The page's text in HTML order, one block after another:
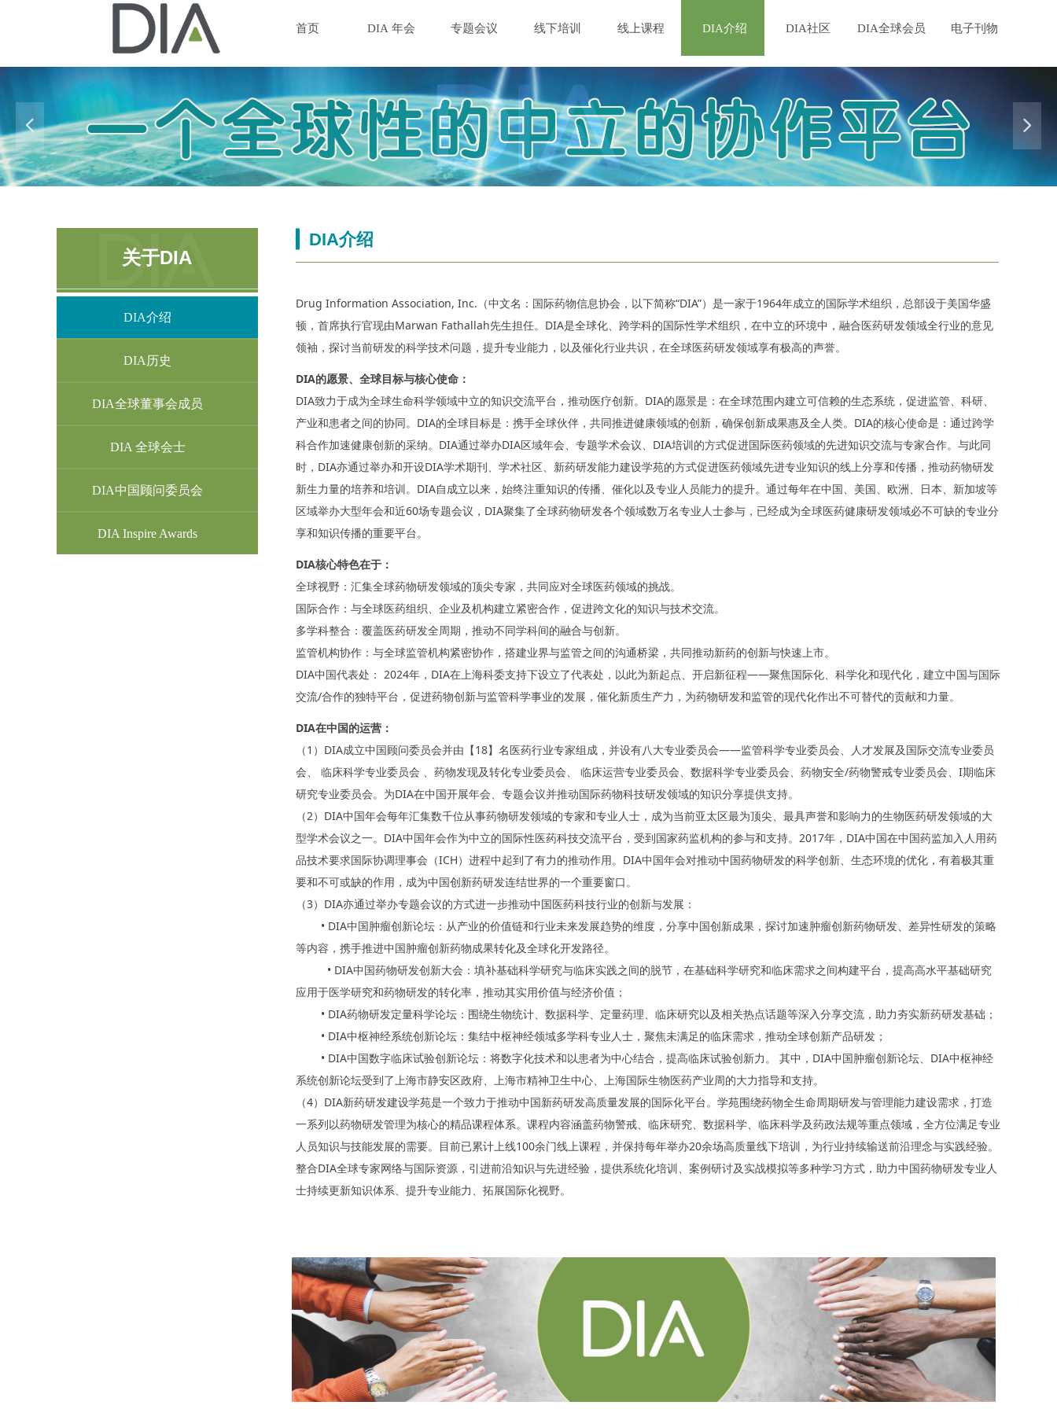
首页 DIA 年会 专题会议 线下培训 线上课程 DIA介绍 DIA社区 DIA全球会员 电子刊物
넳 넲
▎DIA介绍
Drug Information Association, Inc.（中文名：国际药物信息协会，以下简称“DIA”）是一家于1964年成立的国际学术组织，总部设于美国华盛
顿，首席执行官现由Marwan Fathallah先生担任。DIA是全球化、跨学科的国际性学术组织，在中立的环境中，融合医药研发领域全行业的意见
领袖，探讨当前研发的科学技术问题，提升专业能力，以及催化行业共识，在全球医药研发领域享有极高的声誉。
DIA的愿景、全球目标与核心使命：
DIA致力于成为全球生命科学领域中立的知识交流平台，推动医疗创新。DIA的愿景是：在全球范围内建立可信赖的生态系统，促进监管、科研、
产业和患者之间的协同。DIA的全球目标是：携手全球伙伴，共同推进健康领域的创新，确保创新成果惠及全人类。DIA的核心使命是：通过跨学
科合作加速健康创新的采纳。DIA通过举办DIA区域年会、专题学术会议、DIA培训的方式促进国际医药领域的先进知识交流与专家合作。与此同
时，DIA亦通过举办和开设DIA学术期刊、学术社区、新药研发能力建设学苑的方式促进医药领域先进专业知识的线上分享和传播，推动药物研发
新生力量的培养和培训。DIA自成立以来，始终注重知识的传播、催化以及专业人员能力的提升。通过每年在中国、美国、欧洲、日本、新加坡等
区域举办大型年会和近60场专题会议，DIA聚集了全球药物研发各个领域数万名专业人士参与，已经成为全球医药健康研发领域必不可缺的专业分
享和知识传播的重要平台。
DIA核心特色在于：
全球视野：汇集全球药物研发领域的顶尖专家，共同应对全球医药领域的挑战。
国际合作：与全球医药组织、企业及机构建立紧密合作，促进跨文化的知识与技术交流。
多学科整合：覆盖医药研发全周期，推动不同学科间的融合与创新。
监管机构协作：与全球监管机构紧密协作，搭建业界与监管之间的沟通桥梁，共同推动新药的创新与快速上市。
DIA中国代表处： 2024年，DIA在上海科委支持下设立了代表处，以此为新起点、开启新征程——聚焦国际化、科学化和现代化，建立中国与国际
交流/合作的独特平台，促进药物创新与监管科学事业的发展，催化新质生产力，为药物研发和监管的现代化作出不可替代的贡献和力量。
DIA在中国的运营：
（1）DIA成立中国顾问委员会并由【18】名医药行业专家组成，并设有八大专业委员会——监管科学专业委员会、人才发展及国际交流专业委员
会、 临床科学专业委员会 、药物发现及转化专业委员会、 临床运营专业委员会、数据科学专业委员会、药物安全/药物警戒专业委员会、I期临床
研究专业委员会。为DIA在中国开展年会、专题会议并推动国际药物科技研发领域的知识分享提供支持。
（2）DIA中国年会每年汇集数千位从事药物研发领域的专家和专业人士，成为当前亚太区最为顶尖、最具声誉和影响力的生物医药研发领域的大
型学术会议之一。DIA中国年会作为中立的国际性医药科技交流平台，受到国家药监机构的参与和支持。2017年，DIA中国在中国药监加入人用药
品技术要求国际协调理事会（ICH）进程中起到了有力的推动作用。DIA中国年会对推动中国药物研发的科学创新、生态环境的优化，有着极其重
要和不可或缺的作用，成为中国创新药研发连结世界的一个重要窗口。
（3）DIA亦通过举办专题会议的方式进一步推动中国医药科技行业的创新与发展：
• DIA中国肿瘤创新论坛：从产业的价值链和行业未来发展趋势的维度，分享中国创新成果，探讨加速肿瘤创新药物研发、差异性研发的策略
等内容，携手推进中国肿瘤创新药物成果转化及全球化开发路径。
• DIA中国药物研发创新大会：填补基础科学研究与临床实践之间的脱节，在基础科学研究和临床需求之间构建平台，提高高水平基础研究
应用于医学研究和药物研发的转化率，推动其实用价值与经济价值；
• DIA药物研发定量科学论坛：围绕生物统计、数据科学、定量药理、临床研究以及相关热点话题等深入分享交流，助力夯实新药研发基础；
• DIA中枢神经系统创新论坛：集结中枢神经领域多学科专业人士，聚焦未满足的临床需求，推动全球创新产品研发；
• DIA中国数字临床试验创新论坛：将数字化技术和以患者为中心结合，提高临床试验创新力。 其中，DIA中国肿瘤创新论坛、DIA中枢神经
系统创新论坛受到了上海市静安区政府、上海市精神卫生中心、上海国际生物医药产业周的大力指导和支持。
（4）DIA新药研发建设学苑是一个致力于推动中国新药研发高质量发展的国际化平台。学苑围绕药物全生命周期研发与管理能力建设需求，打造
一系列以药物研发管理为核心的精品课程体系。课程内容涵盖药物警戒、临床研究、数据科学、临床科学及药政法规等重点领域，全方位满足专业
人员知识与技能发展的需要。目前已累计上线100余门线上课程，并保持每年举办20余场高质量线下培训，为行业持续输送前沿理念与实践经验。
整合DIA全球专家网络与国际资源，引进前沿知识与先进经验，提供系统化培训、案例研讨及实战模拟等多种学习方式，助力中国药物研发专业人
士持续更新知识体系、提升专业能力、拓展国际化视野。
关于DIA
DIA介绍
DIA历史
DIA全球董事会成员
DIA 全球会士
DIA中国顾问委员会
DIA Inspire Awards